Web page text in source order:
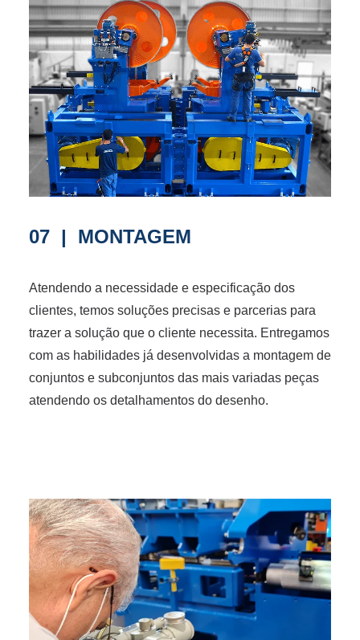
07 | MONTAGEM
Atendendo a necessidade e especificação dos
clientes, temos soluções precisas e parcerias para
trazer a solução que o cliente necessita. Entregamos
com as habilidades já desenvolvidas a montagem de
conjuntos e subconjuntos das mais variadas peças
atendendo os detalhamentos do desenho.